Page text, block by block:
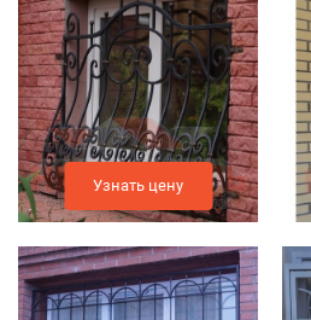
Узнать цену